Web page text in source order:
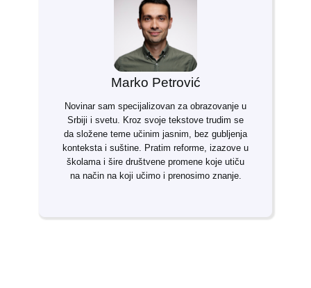
Marko Petrović
Novinar sam specijalizovan za obrazovanje u
Srbiji i svetu. Kroz svoje tekstove trudim se
da složene teme učinim jasnim, bez gubljenja
konteksta i suštine. Pratim reforme, izazove u
školama i šire društvene promene koje utiču
na način na koji učimo i prenosimo znanje.